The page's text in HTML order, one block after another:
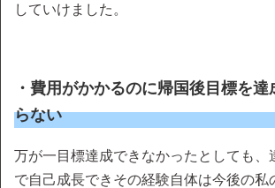
していけました。
・費用がかかるのに帰国後目標を
らない
万が一目標達成できなかったとしても、
で自己成長できその経験自体は今後の私